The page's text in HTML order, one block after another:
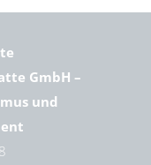
GmbH –
und